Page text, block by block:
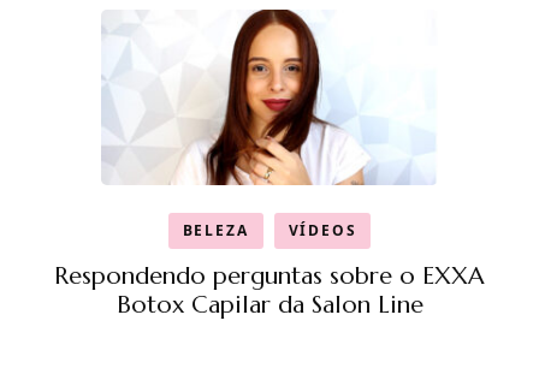
BELEZA VÍDEOS
Respondendo perguntas sobre o EXXA
Botox Capilar da Salon Line